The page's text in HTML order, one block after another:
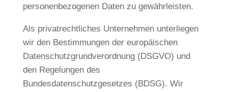
personenbezogenen Daten zu gewährleisten.
Als privatrechtliches Unternehmen unterliegen
wir den Bestimmungen der europäischen
Datenschutzgrundverordnung (DSGVO) und
den Regelungen des
Bundesdatenschutzgesetzes (BDSG). Wir